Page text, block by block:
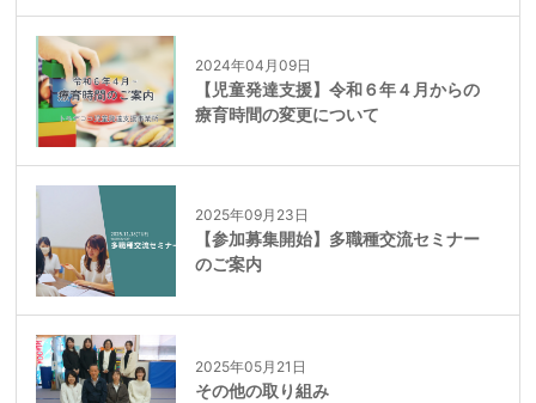
2024年04月09日
【児童発達支援】令和６年４月からの
療育時間の変更について
2025年09月23日
【参加募集開始】多職種交流セミナー
のご案内
2025年05月21日
その他の取り組み